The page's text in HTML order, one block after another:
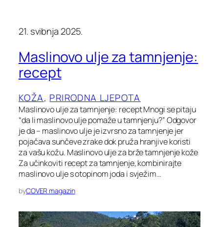
21. svibnja 2025.
Maslinovo ulje za tamnjenje:
recept
KOŽA, PRIRODNA LJEPOTA
Maslinovo ulje za tamnjenje: recept Mnogi se pitaju
“da li maslinovo ulje pomaže u tamnjenju?” Odgovor
je da – maslinovo ulje je izvrsno za tamnjenje jer
pojačava sunčeve zrake dok pruža hranjive koristi
za vašu kožu. Maslinovo ulje za brže tamnjenje kože
Za učinkoviti recept za tamnjenje, kombinirajte
maslinovo ulje s otopinom joda i svježim…
byCOVER magazin